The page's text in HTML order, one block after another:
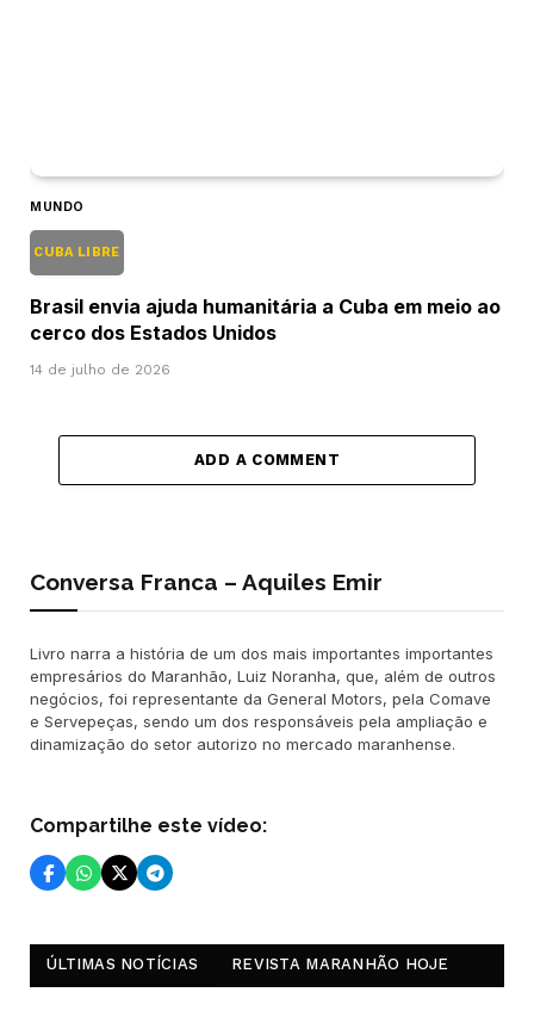
MUNDO
CUBA LIBRE
Brasil envia ajuda humanitária a Cuba em meio ao
cerco dos Estados Unidos
14 de julho de 2026
ADD A COMMENT
Conversa Franca – Aquiles Emir
Livro narra a história de um dos mais importantes importantes
empresários do Maranhão, Luiz Noranha, que, além de outros
negócios, foi representante da General Motors, pela Comave
e Servepeças, sendo um dos responsáveis pela ampliação e
dinamização do setor autorizo no mercado maranhense.
Compartilhe este vídeo:
ÚLTIMAS NOTÍCIAS REVISTA MARANHÃO HOJE